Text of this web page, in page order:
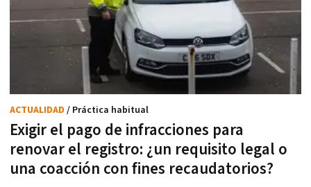
Exigir el pago de infracciones para
renovar el registro: ¿un requisito legal o
una coacción con fines recaudatorios?
ACTUALIDAD / Práctica habitual